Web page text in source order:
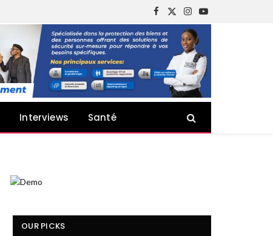
Facebook
X
(Twitter)
Instagram
YouTube
Interviews Santé
OUR PICKS